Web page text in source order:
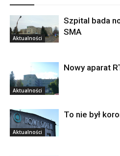
Aktualności
Szpital bada
SMA
Aktualności
Nowy aparat
Aktualności
To nie był